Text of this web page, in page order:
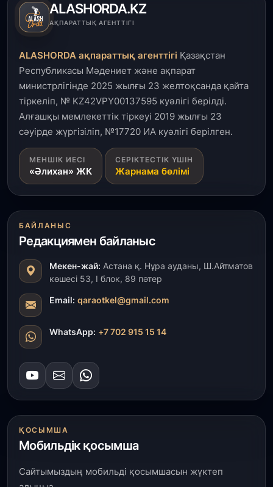
3 тамыз, 2026
пайдалануға берілді
3 тамыз, 2026
Қызылордада 300 орындық аурухана,
Президенттік кітапхана және жаңа театр
салынып жатыр
1 тамыз, 2026
Кинопоиск Қазақстан азаматтарының ең
танымал онлайн-кинотеатрына айналды
Ақмола облысындағы кездесуде кәсіпкерлер мен
ұстаздар «Әділет» партиясына өз ұсыныстарын
айтты
31 шілде, 2026
ҚР Президенті Орталық Азия елдеріне
ұзақмерзімді ынтымақтастық жоспарын әзірлеуді
ұсынды
31 шілде, 2026
«Ауыл аманаты»: Түркістанда 30,2 млрд теңгеге
4 223 жоба қаржыландырылды
толық ауыз сумен қамтылды
30 шілде, 2026
Түркістанда «Арыс-2» және Темір ауылының
ALASHORDA.KZ
АҚПАРАТТЫҚ АГЕНТТІГІ
ALASHORDA ақпараттық агенттігі Қазақстан
Республикасы Мәдениет және ақпарат
министрлігінде 2025 жылғы 23 желтоқсанда қайта
тіркеліп, № KZ42VPY00137595 куәлігі берілді.
Алғашқы мемлекеттік тіркеуі 2019 жылғы 23
сәуірде жүргізіліп, №17720 ИА куәлігі берілген.
МЕНШІК ИЕСІ
«Әлихан» ЖК
СЕРІКТЕСТІК ҮШІН
Жарнама бөлімі
БАЙЛАНЫС
Редакциямен байланыс
Мекен-жай: Астана қ. Нұра ауданы, Ш.Айтматов
көшесі 53, І блок, 89 пәтер
Email: qaraotkel@gmail.com
WhatsApp: +7 702 915 15 14
ҚОСЫМША
Мобильдік қосымша
Сайтымыздың мобильді қосымшасын жүктеп